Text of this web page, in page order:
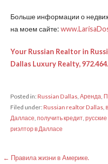
Больше информации о
на моем сайте:
Your Russian Realtor in
Dallas Luxury Realty,
Posted in:Russian Dallas, Аренда,
Filed under:Russian realtor Dallas,
Далласе, получить кредит,
риэлтор в Далласе
Post
← Правила жизни в Америке.